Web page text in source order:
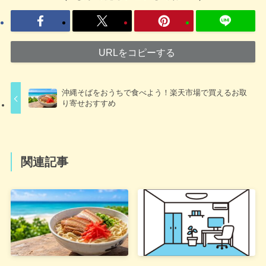
URLをコピーする
沖縄そばをおうちで食べよう！楽天市場で買えるお取
り寄せおすすめ
関連記事